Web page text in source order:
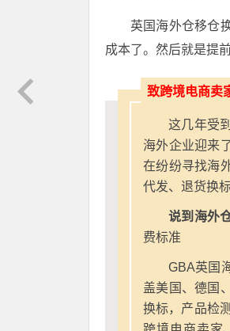
英国海外仓移仓
成本了。然后就是提
致跨境电商卖
这几年受
海外企业迎来
在纷纷寻找海
代发、退货换
说到海外仓
费标准
GBA英国
盖美国、德国
换标，产品检